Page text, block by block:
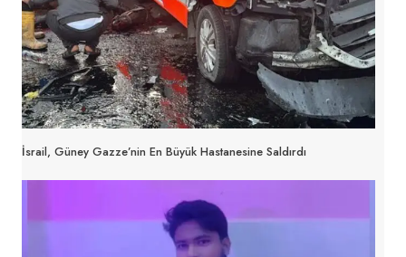
İsrail, Güney Gazze’nin En Büyük Hastanesine Saldırdı